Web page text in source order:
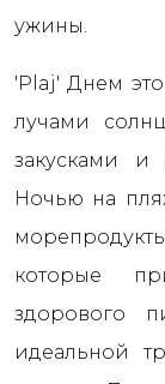
ужины.
'Plaj' Днем
лучами
закусками и
Ночью на
которые
здорового
идеальной